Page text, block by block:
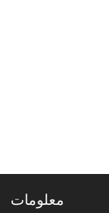
معلومات